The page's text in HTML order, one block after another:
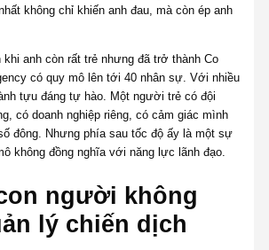
không chỉ khiến anh đau, mà còn ép anh
khi anh còn rất trẻ nhưng đã trở thành Co
có quy mô lên tới 40 nhân sự. Với nhiều
tựu đáng tự hào. Một người trẻ có đội
có doanh nghiệp riêng, có cảm giác mình
đông. Nhưng phía sau tốc độ ấy là một sự
không đồng nghĩa với năng lực lãnh đạo.
người không
lý chiến dịch